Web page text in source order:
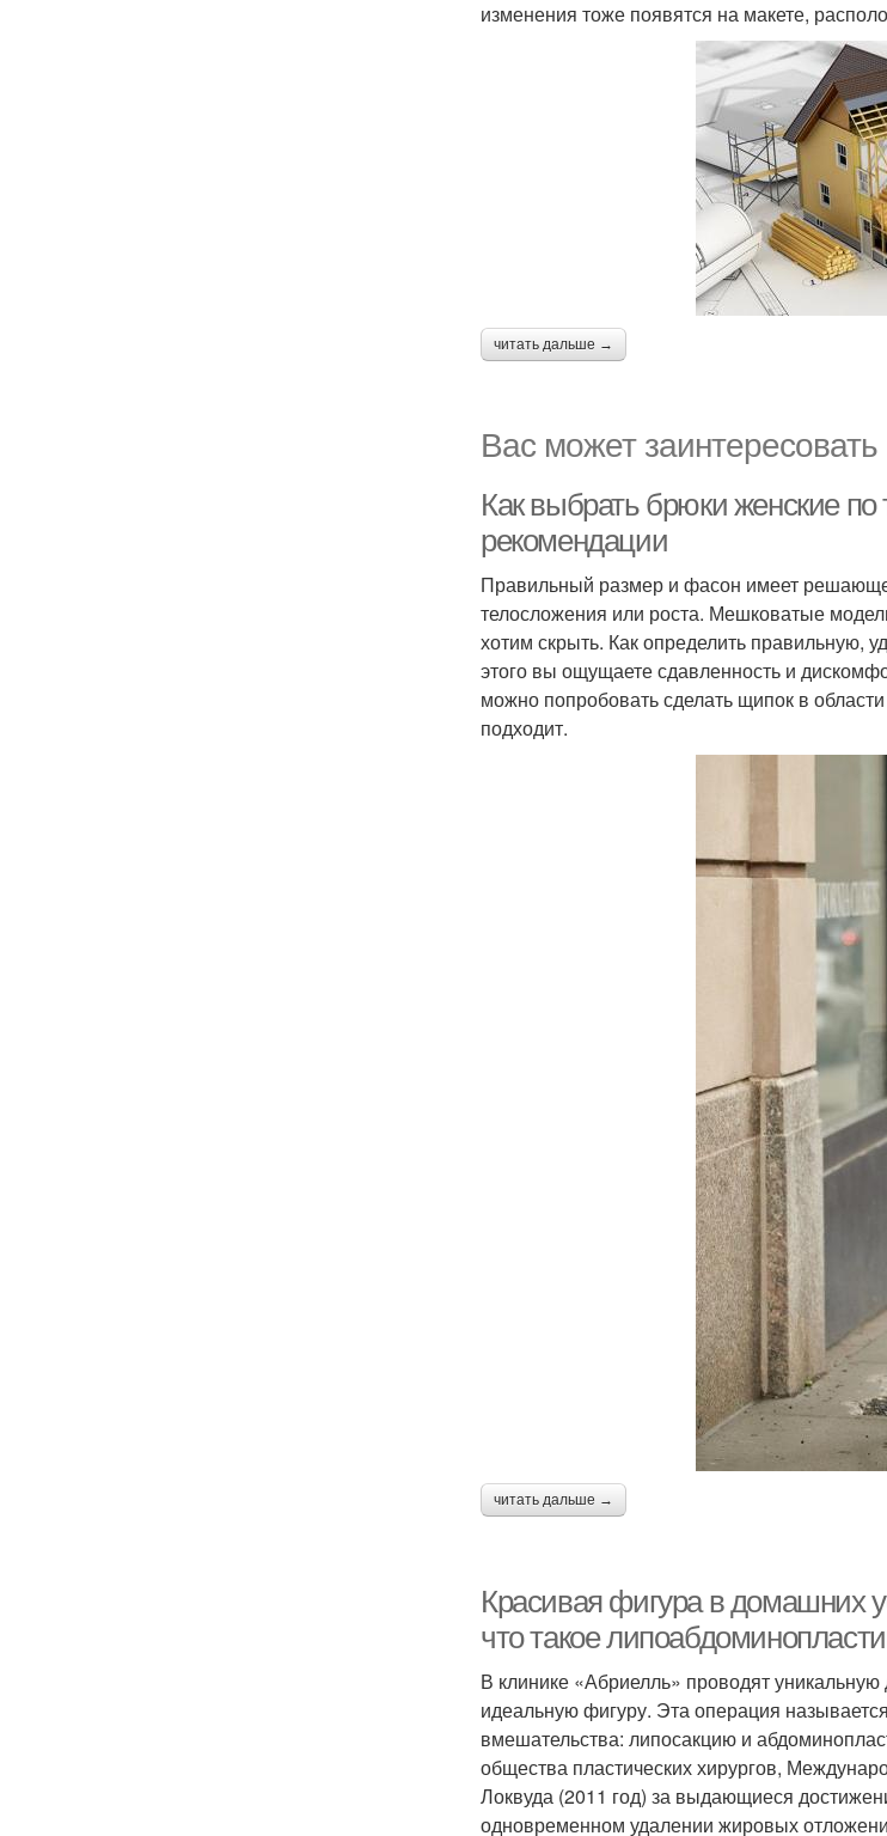
изменения тоже появятся на макете,
читать дальше →
Вас может заинтересовать
Как выбрать брюки женские
рекомендации
Правильный размер и фасон имеет
телосложения или роста. Мешковатые
хотим скрыть. Как определить правильную,
этого вы ощущаете сдавленность и
можно попробовать сделать щипок в
подходит.
читать дальше →
Красивая фигура в домашних
что такое
В клинике «Абриелль» проводят
идеальную фигуру. Эта операция
вмешательства: липосакцию и
общества пластических хирургов,
Локвуда (2011 год) за выдающиеся
одновременном удалении жировых